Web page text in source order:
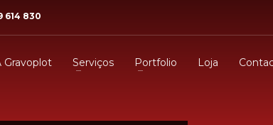
614 830
Gravoplot Serviços Portfolio Loja